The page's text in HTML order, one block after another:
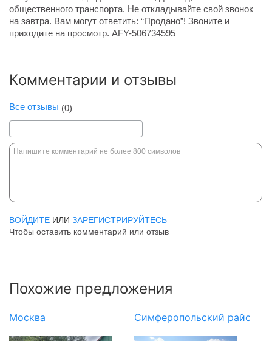
общественного транспорта. Не откладывайте свой звонок
на завтра. Вам могут ответить: “Продано”! Звоните и
приходите на просмотр. AFY-506734595
Комментарии и отзывы
Все отзывы (0)
ВОЙДИТЕ ИЛИ ЗАРЕГИСТРИРУЙТЕСЬ
Чтобы оставить комментарий или отзыв
Похожие предложения
Москва Симферопольский район